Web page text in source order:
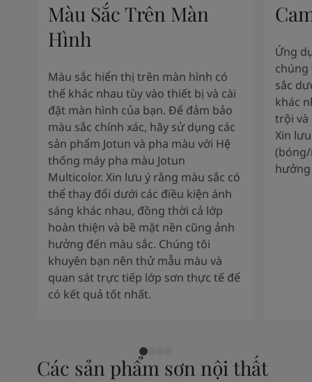
Màu Sắc Trên Màn
Hình
Màu sắc hiển thị trên màn hình có
thể khác nhau tùy vào thiết bị và cài
đặt màn hình của bạn. Để đảm bảo
màu sắc chính xác, hãy sử dụng các
sản phẩm Jotun và pha màu với Hệ
thống máy pha màu Jotun
Multicolor. Xin lưu ý rằng màu sắc có
thể thay đổi dưới các điều kiện ánh
sáng khác nhau, đồng thời cả lớp
hoàn thiện và bề mặt nền cũng ảnh
hưởng đến màu sắc. Chúng tôi
khuyên bạn nên thử mẫu màu và
quan sát trực tiếp lớp sơn thực tế để
có kết quả tốt nhất.
Ứng
chúng
sắc
khác
trội và
Xin
hưởng
Các sản phẩm sơn nội thất